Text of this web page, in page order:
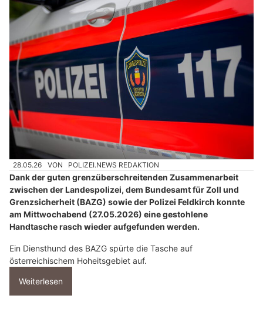
28.05.26 VON POLIZEI.NEWS REDAKTION
Dank der guten grenzüberschreitenden Zusammenarbeit
zwischen der Landespolizei, dem Bundesamt für Zoll und
Grenzsicherheit (BAZG) sowie der Polizei Feldkirch konnte
am Mittwochabend (27.05.2026) eine gestohlene
Handtasche rasch wieder aufgefunden werden.
Ein Diensthund des BAZG spürte die Tasche auf
österreichischem Hoheitsgebiet auf.
Weiterlesen